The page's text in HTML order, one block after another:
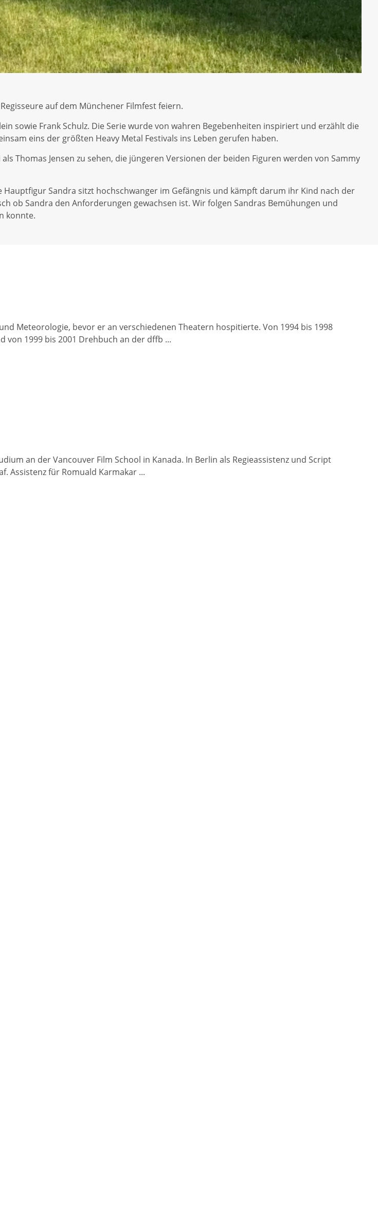
auf dem Münchener Filmfest feiern.
sowie Frank Schulz. Die Serie wurde von wahren Begebenheiten inspiriert und erzählt die
eins der größten Heavy Metal Festivals ins Leben gerufen haben.
Thomas Jensen zu sehen, die jüngeren Versionen der beiden Figuren werden von Sammy
Hauptfigur Sandra sitzt hochschwanger im Gefängnis und kämpft darum ihr Kind nach der
ob Sandra den Anforderungen gewachsen ist. Wir folgen Sandras Bemühungen und
konnte.
Meteorologie, bevor er an verschiedenen Theatern hospitierte. Von 1994 bis 1998
1999 bis 2001 Drehbuch an der dffb ...
an der Vancouver Film School in Kanada. In Berlin als Regieassistenz und Script
Assistenz für Romuald Karmakar ...